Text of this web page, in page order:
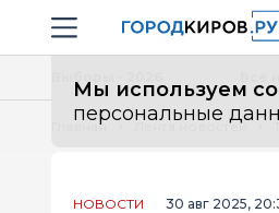
Навигация сайта
Мы используем
персональные
Все
Главная Лента новостей
НОВОСТИ 30 авг 2025,